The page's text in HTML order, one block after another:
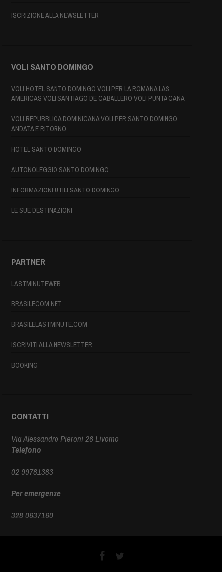
ISCRIZIONE ALLA NEWSLETTER
VOLI SANTO DOMINGO
VOLI HOTEL SANTO DOMINGO VOLI PER LA ROMANA LAS
AMERICAS VOLI SANTIAGO DE CABALLERO VOLI PUNTA CANA
VOLI REPUBBLICA DOMINICANA VOLI PER SANTO DOMINGO
ANDATA E RITORNO
HOTEL SANTO DOMINGO
AUTONOLEGGIO SANTO DOMINGO
INFORMAZIONI UTILI SANTO DOMINGO
LE SUE DESTINAZIONI
PARTNER
LASTMINUTEWEB
BRASILECOM.NET
BRASILELASTMINUTE.COM
ISCRIVITI ALLA NEWSLETTER
BOOKING
CONTATTI
Via Alessandro Pieroni 26 Livorno
Telefono
02 99781383
Per emergenze
328 0637160